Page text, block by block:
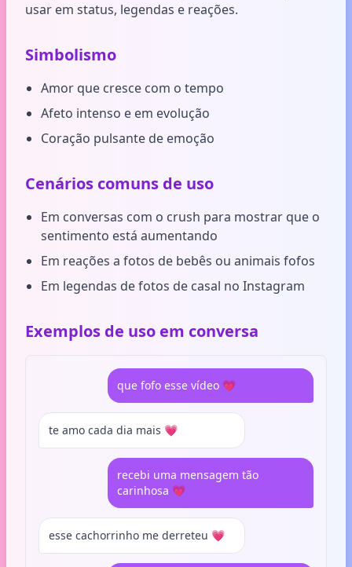
usar em status, legendas e reações.
Simbolismo
Amor que cresce com o tempo
Afeto intenso e em evolução
Coração pulsante de emoção
Cenários comuns de uso
Em conversas com o crush para mostrar que o
sentimento está aumentando
Em reações a fotos de bebês ou animais fofos
Em legendas de fotos de casal no Instagram
Exemplos de uso em conversa
que fofo esse vídeo 💗
te amo cada dia mais 💗
recebi uma mensagem tão
carinhosa 💗
esse cachorrinho me derreteu 💗